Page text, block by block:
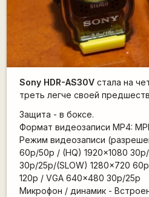
Sony HDR-AS30Vстала на
треть легче своей
Защита - в боксе.
Формат видеозаписи MP4:
Режим видеозаписи
60p/50p / (HQ) 1920x1080
30p/25p/(SLOW) 1280x720
120p / VGA 640x480 30p/25p
Микрофон / динамик -